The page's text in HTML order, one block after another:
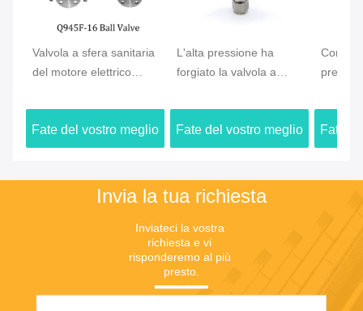
Valvola a sfera sanitaria
del motore elettrico
dell'acciaio inossidabile
Fate del vostro meglio
L'alta pressione ha
forgiato la valvola a
del puntale dell'acciaio
inossidabile del gas
Fate del vostro meglio
doppia
del
puntale
Fate
Invia la tua richiesta
Inviateci la vostra
richiesta e vi
risponderemo al più
presto.